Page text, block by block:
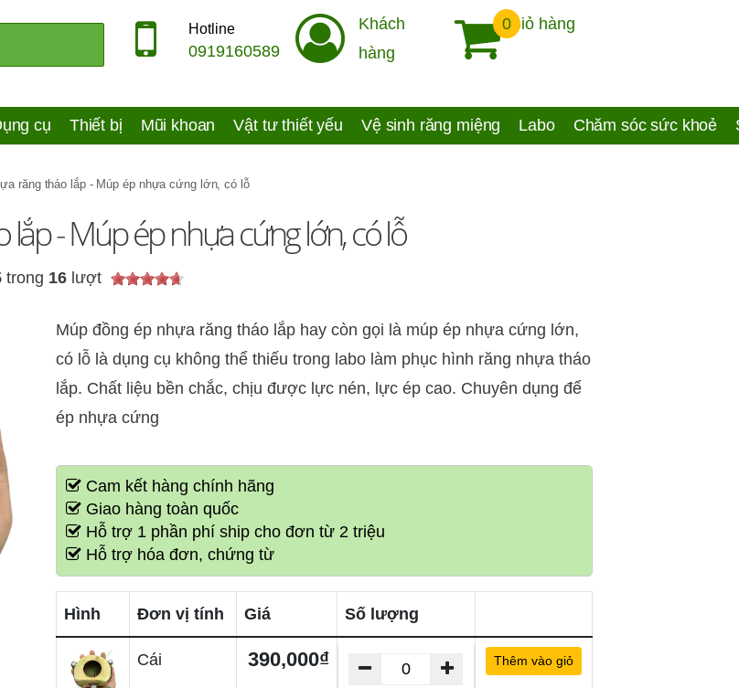
Hotline
0919160589
Khách
hàng
0Giỏ hàng
cụ Thiết bị Mũi khoan Vật tư thiết yếu Vệ sinh răng miệng Labo Chăm sóc sức khoẻ
răng tháo lắp - Múp ép nhựa cứng lớn, có lỗ
- Múp ép nhựa cứng lớn, có lỗ
trong 16 lượt
Múp đồng ép nhựa răng tháo lắp hay còn gọi là múp ép nhựa cứng lớn,
có lỗ là dụng cụ không thể thiếu trong labo làm phục hình răng nhựa tháo
lắp. Chất liệu bền chắc, chịu được lực nén, lực ép cao. Chuyên dụng để
ép nhựa cứng
Cam kết hàng chính hãng
Giao hàng toàn quốc
Hỗ trợ 1 phần phí ship cho đơn từ 2 triệu
Hỗ trợ hóa đơn, chứng từ
Hình Đơn vị tính Giá Số lượng
Cái 390,000₫ Thêm vào giỏ